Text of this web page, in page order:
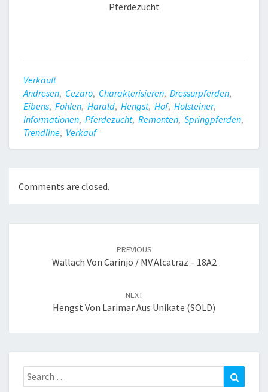
Pferdezucht
Verkauft
Andresen, Cezaro, Charakterisieren, Dressurpferden,
Eibens, Fohlen, Harald, Hengst, Hof, Holsteiner,
Informationen, Pferdezucht, Remonten, Springpferden,
Trendline, Verkauf
Comments are closed.
PREVIOUS
Wallach Von Carinjo / MV.Alcatraz – 18A2
NEXT
Hengst Von Larimar Aus Unikate (SOLD)
Search
for: